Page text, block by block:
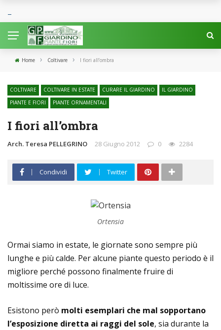
Home › Coltivare › I fiori all’ombra
COLTIVARE COLTIVARE IN ESTATE CURARE IL GIARDINO
IL GIARDINO
PIANTE E FIORI
PIANTE ORNAMENTALI
I fiori all’ombra
Arch. Teresa PELLEGRINO 28 Giugno 2012 0 2284
Condividi Twitter
Ortensia
Ormai siamo in estate, le giornate sono sempre più
lunghe e più calde. Per alcune piante questo periodo è il
migliore perché possono finalmente fruire di
moltissime ore di luce.
Esistono però molti esemplari che mal sopportano
l’esposizione diretta ai raggi del sole, sia durante la